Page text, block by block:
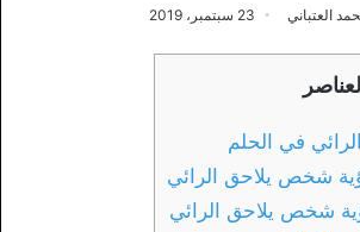
العتباني 23 سبتمبر، 2019
العناصر
في الحلم
شخص يلاحق الرائي
شخص يلاحق الرائي